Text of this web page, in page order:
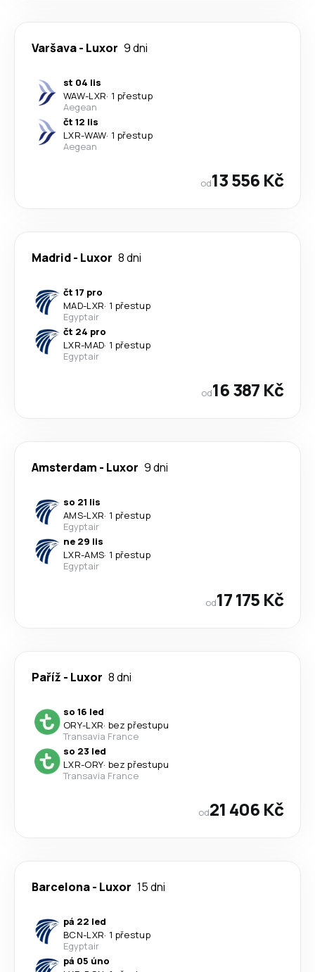
Varšava- Luxor 9 dni
st 04 lis
WAW-LXR· 1 přestup
Aegean
čt 12 lis
LXR-WAW· 1 přestup
Aegean
od13 556 Kč
Madrid- Luxor 8 dni
čt 17 pro
MAD-LXR· 1 přestup
Egyptair
čt 24 pro
LXR-MAD· 1 přestup
Egyptair
od16 387 Kč
Amsterdam - Luxor 9 dni
so 21 lis
AMS-LXR· 1 přestup
Egyptair
ne 29 lis
LXR-AMS· 1 přestup
Egyptair
od17 175 Kč
Paříž - Luxor 8 dni
so 16 led
ORY-LXR· bez přestupu
Transavia France
so 23 led
LXR-ORY· bez přestupu
Transavia France
od21 406 Kč
Barcelona- Luxor 15 dni
pá 22 led
BCN-LXR· 1 přestup
Egyptair
pá 05 úno